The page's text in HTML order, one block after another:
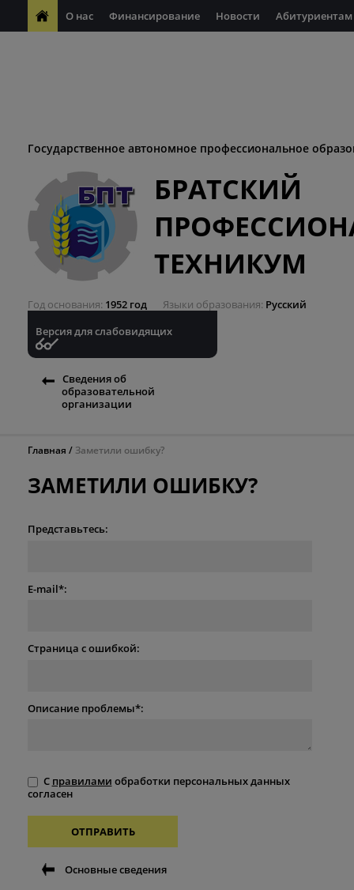
О нас Финансирование Новости Абитуриентам
Государственное автономное профессиональное
БРАТСКИЙ
ТЕХНИКУМ
Год основания 1952 год Языки образования Русский
Версия для слабовидящих
Сведения об
образовательной
организации
Главная Заметили ошибку?
ЗАМЕТИЛИ ОШИБКУ?
Представьтесь:
E-mail*:
Страница с ошибкой:
Описание проблемы*:
С правилами обработки персональных данных
согласен
ОТПРАВИТЬ
Основные сведения